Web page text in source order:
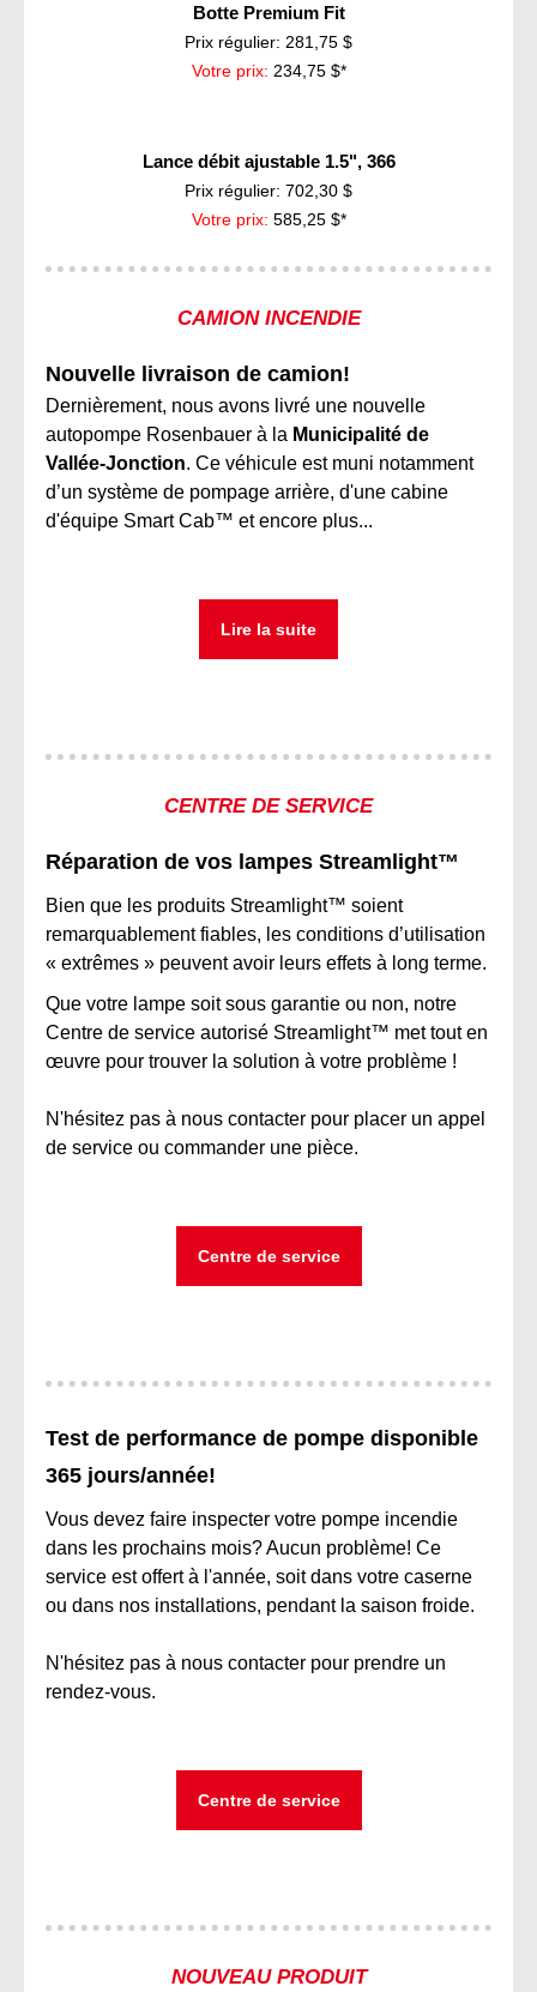
Botte Premium Fit
Prix régulier: 281,75 $
Votre prix: 234,75 $*
Lance débit ajustable 1.5", 366
Prix régulier: 702,30 $
Votre prix: 585,25 $*
CAMION INCENDIE
Nouvelle livraison de camion!
Dernièrement, nous avons livré une nouvelle
autopompe Rosenbauer à la Municipalité de
Vallée-Jonction. Ce véhicule est muni notamment
d’un système de pompage arrière, d'une cabine
d'équipe Smart Cab™ et encore plus...
Lire la suite
CENTRE DE SERVICE
Réparation de vos lampes Streamlight™
Bien que les produits Streamlight™ soient
remarquablement fiables, les conditions d’utilisation
« extrêmes » peuvent avoir leurs effets à long terme.
Que votre lampe soit sous garantie ou non, notre
Centre de service autorisé Streamlight™ met tout en
œuvre pour trouver la solution à votre problème !
N'hésitez pas à nous contacter pour placer un appel
de service ou commander une pièce.
Centre de service
Test de performance de pompe disponible
365 jours/année!
Vous devez faire inspecter votre pompe incendie
dans les prochains mois? Aucun problème! Ce
service est offert à l'année, soit dans votre caserne
ou dans nos installations, pendant la saison froide.
N'hésitez pas à nous contacter pour prendre un
rendez-vous.
Centre de service
NOUVEAU PRODUIT